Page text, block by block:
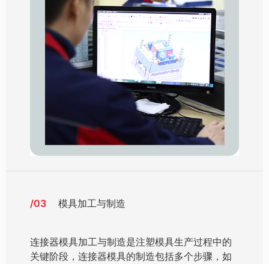
/03 模具加工与制造
连接器模具加工与制造是注塑模具生产过程中的
关键阶段，连接器模具的制造包括多个步骤，如